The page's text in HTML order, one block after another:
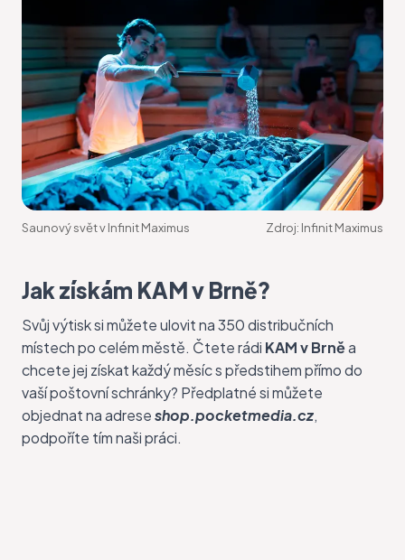
Saunový svět v Infinit Maximus Zdroj: Infinit Maximus
Jak získám KAM v Brně?
Svůj výtisk si můžete ulovit na 350 distribučních
místech po celém městě. Čtete rádi KAM v Brněa
chcete jej získat každý měsíc s předstihem přímo do
vaší poštovní schránky? Předplatné si můžete
objednat na adreseshop.pocketmedia.cz,
podpoříte tím naši práci.